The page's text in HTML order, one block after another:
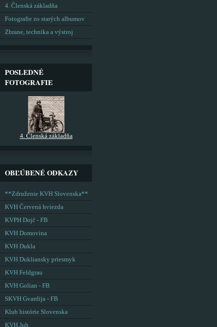
4. Členská základňa
Fotografie zo starých albumov
Zbrane, technika a výstroj
POSLEDNÉ
FOTOGRAFIE
4. Členská základňa
OBĽÚBENÉ ODKAZY
**Združenie KVH Slovenska**
KVH Červená hviezda
KVPH Dojč - FB
KVH Domovina
KVH Dukla
KVH Dukliansky priesmyk
KVH Feldgrau
KVH Golian - FB
SKVH Gvardija - FB
Klub histórie Slovenska
KVH Juh